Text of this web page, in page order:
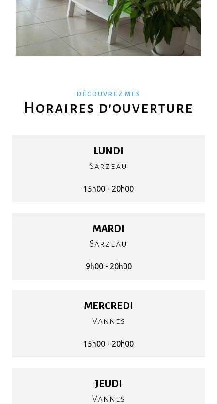
DÉCOUVREZ MES
Horaires d'ouverture
LUNDI
Sarzeau
15h00 - 20h00
MARDI
Sarzeau
9h00 - 20h00
MERCREDI
Vannes
15h00 - 20h00
JEUDI
Vannes